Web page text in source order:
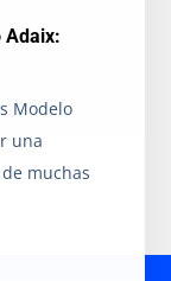
Adaix:
Modelo
una
muchas